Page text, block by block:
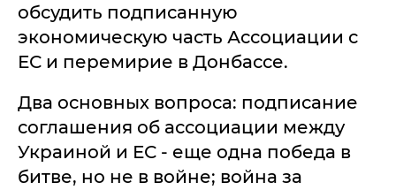
обсудить подписанную
экономическую часть Ассоциации с
ЕС и перемирие в Донбассе.
Два основных вопроса: подписание
соглашения об ассоциации между
Украиной и ЕС - еще одна победа в
битве, но не в войне; война за